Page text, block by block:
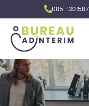
085-1301587